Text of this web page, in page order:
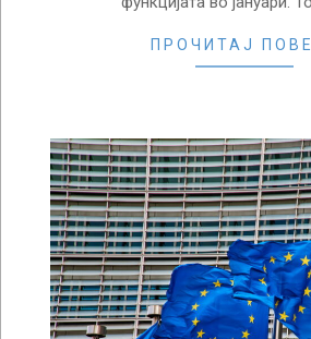
ПРОЧИТАЈ